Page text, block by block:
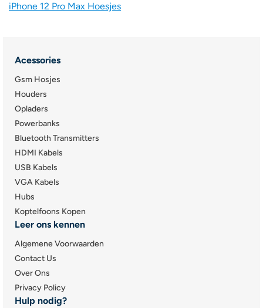
iPhone 12 Pro Max Hoesjes
Acessories
Gsm Hosjes
Houders
Opladers
Powerbanks
Bluetooth Transmitters
HDMI Kabels
USB Kabels
VGA Kabels
Hubs
Koptelfoons Kopen
Leer ons kennen
Algemene Voorwaarden
Contact Us
Over Ons
Privacy Policy
Hulp nodig?